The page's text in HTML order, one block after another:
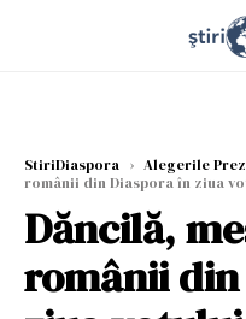
StiriDiaspora › Alegerile
românii din Diaspora în ziua
Dăncilă,
românii